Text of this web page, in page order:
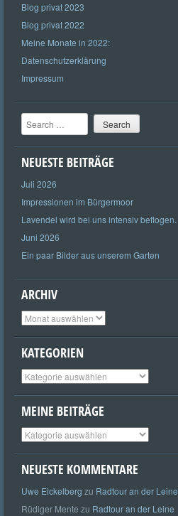
Blog privat 2023
Blog privat 2022
Meine Monate in 2022:
Datenschutzerklärung
Impressum
Search
NEUESTE BEITRÄGE
Juli 2026
Impressionen im Bürgermoor
Lavendel wird bei uns intensiv beflogen.
Juni 2026
Ein paar Bilder aus unserem Garten
ARCHIV
Archiv
KATEGORIEN
Kategorien
MEINE BEITRÄGE
Meine
Beiträge
NEUESTE KOMMENTARE
Uwe Eickelberg zu Radtour an der Leine
Rüdiger Mente zu Radtour an der Leine